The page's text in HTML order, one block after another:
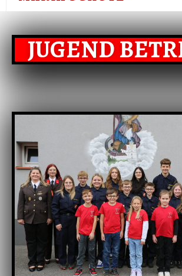
UNSERE FEUERWEHR
FEUERWEHRJUGEND
FAHRZEUGE & GERÄTE
GALERIE
CHRONIK
SERVICE
JUGEND